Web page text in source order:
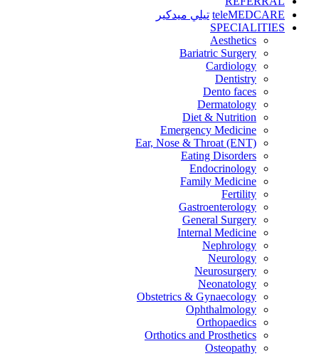
teleMEDCARE تيلي ميدكير
SPECIALITIES
Aesthetics
Bariatric Surgery
Cardiology
Dentistry
Dento faces
Dermatology
Diet & Nutrition
Emergency Medicine
Ear, Nose & Throat (ENT)
Eating Disorders
Endocrinology
Family Medicine
Fertility
Gastroenterology
General Surgery
Internal Medicine
Nephrology
Neurology
Neurosurgery
Neonatology
Obstetrics & Gynaecology
Ophthalmology
Orthopaedics
Orthotics and Prosthetics
Osteopathy